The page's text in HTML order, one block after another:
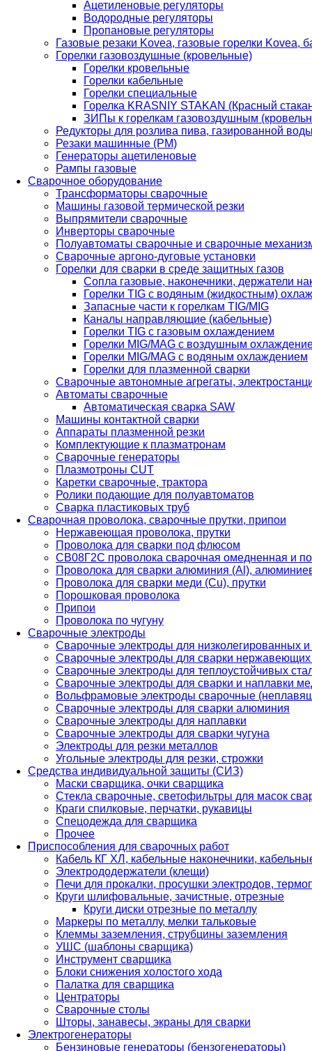
Ацетиленовые регуляторы
Водородные регуляторы
Пропановые регуляторы
Газовые резаки Kovea, газовые горелки Kovea,
Горелки газовоздушные (кровельные)
Горелки кровельные
Горелки кабельные
Горелки специальные
Горелка KRASNIY STAKAN (Красный
ЗИПы к горелкам газовоздушным
Редукторы для розлива пива, газированной
Резаки машинные (РМ)
Генераторы ацетиленовые
Рампы газовые
Сварочное оборудование
Трансформаторы сварочные
Машины газовой термической резки
Выпрямители сварочные
Инверторы сварочные
Полуавтоматы сварочные и сварочные
Сварочные аргоно-дуговые установки
Горелки для сварки в среде защитных газов
Сопла газовые, наконечники, держатели
Горелки TIG с водяным (жидкостным)
Запасные части к горелкам TIG/MIG
Каналы направляющие (кабельные)
Горелки TIG с газовым охлаждением
Горелки MIG/MAG с воздушным
Горелки MIG/MAG с водяным охлаждением
Горелки для плазменной сварки
Сварочные автономные агрегаты,
Автоматы сварочные
Автоматическая сварка SAW
Машины контактной сварки
Аппараты плазменной резки
Комплектующие к плазматронам
Сварочные генераторы
Плазмотроны CUT
Каретки сварочные, трактора
Ролики подающие для полуавтоматов
Сварка пластиковых труб
Сварочная проволока, сварочные прутки, припои
Нержавеющая проволока, прутки
Проволока для сварки под флюсом
СВ08Г2С проволока сварочная омедненная и
Проволока для сварки алюминия (Al),
Проволока для сварки меди (Cu), прутки
Порошковая проволока
Припои
Проволока по чугуну
Сварочные электроды
Сварочные электроды для низколегированных и
Сварочные электроды для сварки
Сварочные электроды для теплоустойчивых
Сварочные электроды для сварки и наплавки
Вольфрамовые электроды сварочные
Сварочные электроды для сварки алюминия
Сварочные электроды для наплавки
Сварочные электроды для сварки чугуна
Электроды для резки металлов
Угольные электроды для резки, строжки
Средства индивидуальной защиты (СИЗ)
Маски сварщика, очки сварщика
Стекла сварочные, светофильтры для масок
Краги спилковые, перчатки, рукавицы
Спецодежда для сварщика
Прочее
Приспособления для сварочных работ
Кабель КГ ХЛ, кабельные наконечники,
Электрододержатели (клещи)
Печи для прокалки, просушки электродов,
Круги шлифовальные, зачистные, отрезные
Круги диски отрезные по металлу
Маркеры по металлу, мелки тальковые
Клеммы заземления, струбцины заземления
УШС (шаблоны сварщика)
Инструмент сварщика
Блоки снижения холостого хода
Палатка для сварщика
Центраторы
Сварочные столы
Шторы, занавесы, экраны для сварки
Электрогенераторы
Бензиновые генераторы (бензогенераторы)